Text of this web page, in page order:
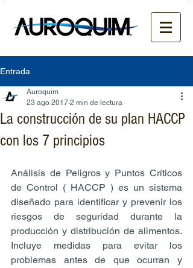
Entrada
La construcción de su plan HACCP
con los 7 principios
Auroquim
23 ago 2017 2 min de lectura
Análisis de Peligros y Puntos Críticos
de Control ( HACCP ) es un sistema
diseñado para identificar y prevenir los
riesgos de seguridad durante la
producción y distribución de alimentos.
Incluye medidas para evitar los
problemas antes de que ocurran y